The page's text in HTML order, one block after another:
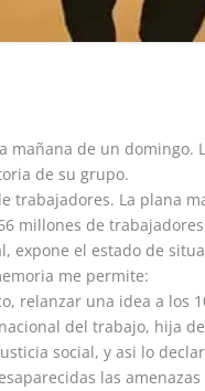
mañana de un
de su grupo.
trabajadores. La plana
millones de
expone el estado de
me permite:
relanzar una idea a
del trabajo, hija
social, y asi lo
las